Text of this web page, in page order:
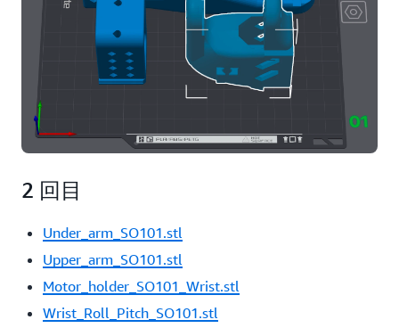
2 回目
Under_arm_SO101.stl
Upper_arm_SO101.stl
Motor_holder_SO101_Wrist.stl
Wrist_Roll_Pitch_SO101.stl